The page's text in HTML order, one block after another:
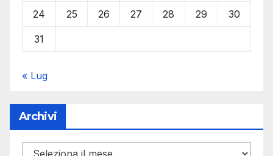
24 25 26 27 28 29 30
31
« Lug
Archivi
Archivi